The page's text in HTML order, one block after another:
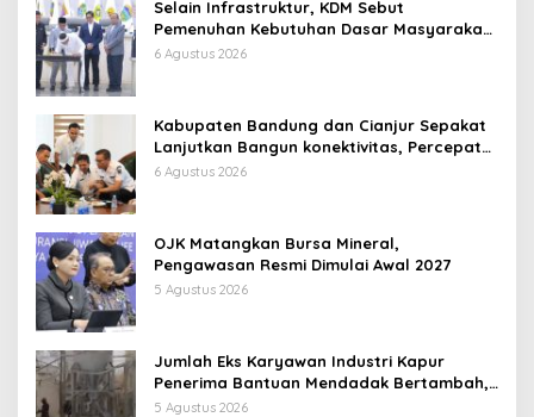
Selain Infrastruktur, KDM Sebut
Pemenuhan Kebutuhan Dasar Masyarakat
Jadi Fokus APBD Jabar 2027
6 Agustus 2026
Kabupaten Bandung dan Cianjur Sepakat
Lanjutkan Bangun konektivitas, Percepat
Pertumbuhan Ekonomi Daerah
6 Agustus 2026
OJK Matangkan Bursa Mineral,
Pengawasan Resmi Dimulai Awal 2027
5 Agustus 2026
Jumlah Eks Karyawan Industri Kapur
Penerima Bantuan Mendadak Bertambah,
KDM: Kita Identifikasi
5 Agustus 2026